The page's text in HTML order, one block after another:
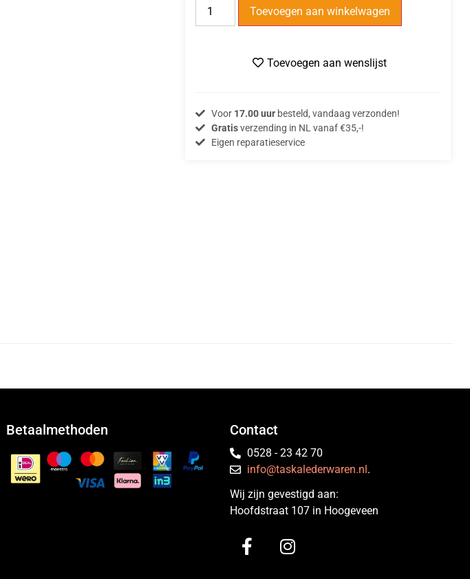
Toevoegen aan winkelwagen
Toevoegen aan wenslijst
Voor 17.00 uurbesteld, vandaag verzonden!
Gratisverzending in NL vanaf €35,-!
Eigen reparatieservice
Betaalmethoden Contact
0528 - 23 42 70
info@taskalederwaren.nl.
Wij zijn gevestigd aan:
Hoofdstraat 107 in Hoogeveen